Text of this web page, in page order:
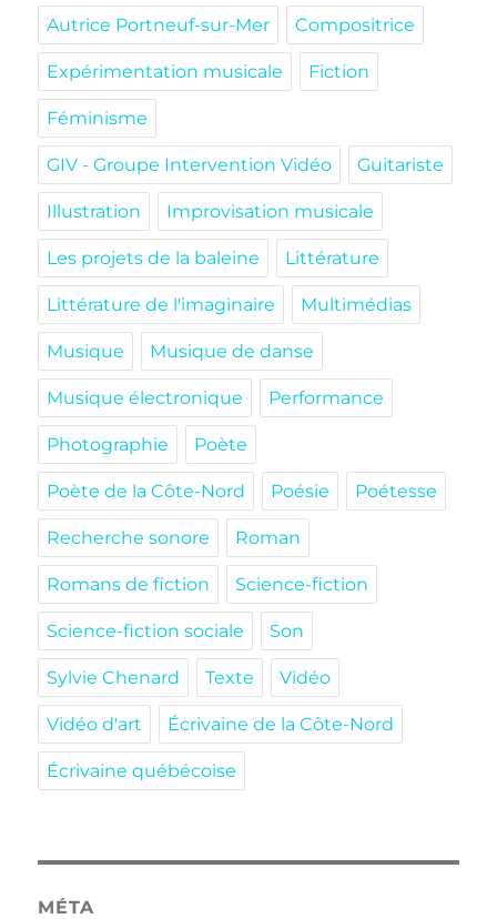
Autrice Portneuf-sur-Mer Compositrice
Expérimentation musicale Fiction
Féminisme
GIV - Groupe Intervention Vidéo Guitariste
Illustration Improvisation musicale
Les projets de la baleine Littérature
Littérature de l'imaginaire Multimédias
Musique Musique de danse
Musique électronique Performance
Photographie Poète
Poète de la Côte-Nord Poésie Poétesse
Recherche sonore Roman
Romans de fiction Science-fiction
Science-fiction sociale Son
Sylvie Chenard Texte Vidéo
Vidéo d'art Écrivaine de la Côte-Nord
Écrivaine québécoise
MÉTA